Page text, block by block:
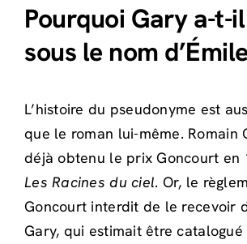
Pourquoi Gary a-t-
sous le nom
L’histoire du pseudonyme est
que le roman lui-même. Romain
déjà obtenu le prix Goncourt en
Les Racines du ciel. Or, le
Goncourt interdit de le recevoir
Gary, qui estimait être catalogué